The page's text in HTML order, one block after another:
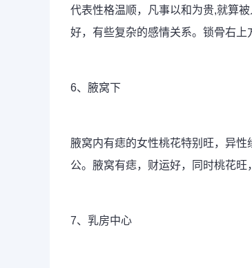
代表性格温顺，凡事以和为贵,就算
好，有些复杂的感情关系。锁骨右上
6、腋窝下
腋窝内有痣的女性桃花特别旺，异
公。腋窝有痣，财运好，同时桃花旺
7、乳房中心